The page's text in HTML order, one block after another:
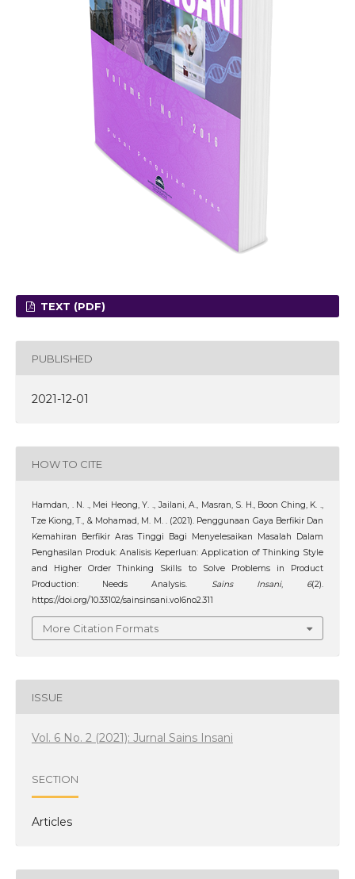
TEXT (PDF)
PUBLISHED
2021-12-01
HOW TO CITE
Hamdan, . N. ., Mei Heong, Y. ., Jailani, A., Masran, S. H., Boon Ching, K. .,
Tze Kiong, T., & Mohamad, M. M. . (2021). Penggunaan Gaya Berfikir Dan
Kemahiran Berfikir Aras Tinggi Bagi Menyelesaikan Masalah Dalam
Penghasilan Produk: Analisis Keperluan: Application of Thinking Style
and Higher Order Thinking Skills to Solve Problems in Product
Production: Needs Analysis.
Sains Insani, 6(2).
https://doi.org/10.33102/sainsinsani.vol6no2.311
More Citation Formats
ISSUE
Vol. 6 No. 2 (2021): Jurnal Sains Insani
SECTION
Articles